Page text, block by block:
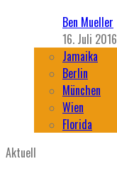
Ben Mueller
16. Juli 2016
Jamaika
Berlin
München
Wien
Florida
Aktuell